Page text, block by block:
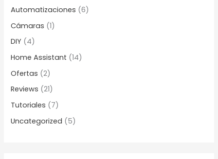
Automatizaciones (6)
Cámaras (1)
DIY (4)
Home Assistant (14)
Ofertas (2)
Reviews (21)
Tutoriales (7)
Uncategorized (5)